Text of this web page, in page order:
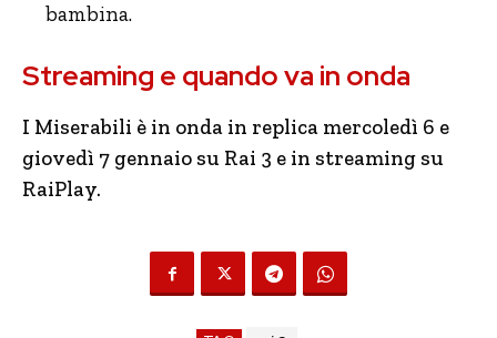
bambina.
Streaming e quando va in onda
I Miserabili è in onda in replica mercoledì 6 e
giovedì 7 gennaio su Rai 3 e in streaming su
RaiPlay.